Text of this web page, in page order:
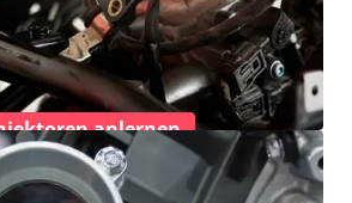
anlernen